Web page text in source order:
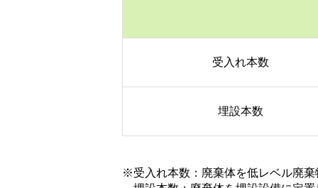
受入れ本数
埋設本数
※受入れ本数：廃棄体を低レベル廃